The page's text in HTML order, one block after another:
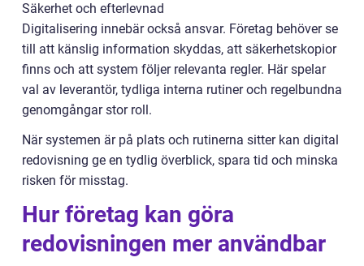
Säkerhet och efterlevnad
Digitalisering innebär också ansvar. Företag behöver se
till att känslig information skyddas, att säkerhetskopior
finns och att system följer relevanta regler. Här spelar
val av leverantör, tydliga interna rutiner och regelbundna
genomgångar stor roll.
När systemen är på plats och rutinerna sitter kan digital
redovisning ge en tydlig överblick, spara tid och minska
risken för misstag.
Hur företag kan göra
redovisningen mer användbar